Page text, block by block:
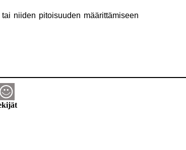
niiden pitoisuuden määrittämiseen